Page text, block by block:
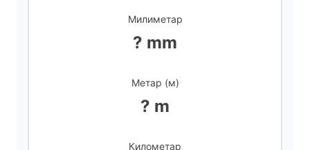
o
Милиметар
? mm
Метар (м)
? m
Километар